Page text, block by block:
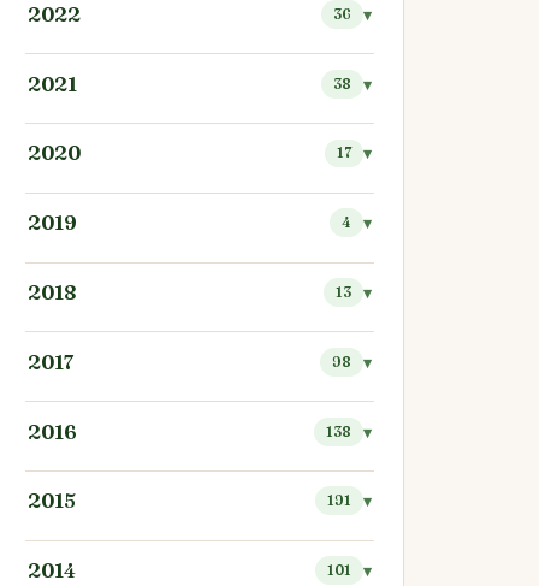
2022 36
2021 38
2020 17
2019 4
2018 13
2017 98
2016 138
2015 191
2014 101